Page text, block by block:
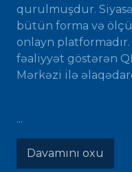
qurulmuşdur.
bütün forma və
onlayn
fəaliyyət göstərən
Mərkəzi ilə
...
Davamını oxu